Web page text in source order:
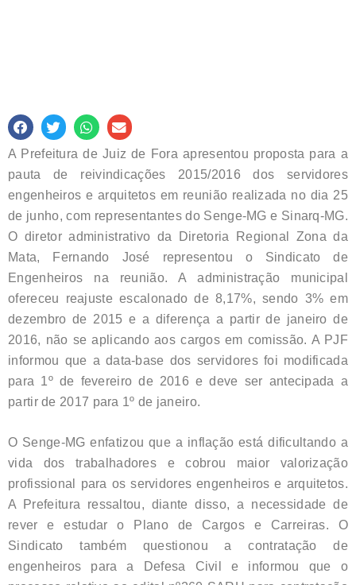
A Prefeitura de Juiz de Fora apresentou proposta para a
pauta de reivindicações 2015/2016 dos servidores
engenheiros e arquitetos em reunião realizada no dia 25
de junho, com representantes do Senge-MG e Sinarq-MG.
O diretor administrativo da Diretoria Regional Zona da
Mata, Fernando José representou o Sindicato de
Engenheiros na reunião. A administração municipal
ofereceu reajuste escalonado de 8,17%, sendo 3% em
dezembro de 2015 e a diferença a partir de janeiro de
2016, não se aplicando aos cargos em comissão. A PJF
informou que a data-base dos servidores foi modificada
para 1º de fevereiro de 2016 e deve ser antecipada a
partir de 2017 para 1º de janeiro.
O Senge-MG enfatizou que a inflação está dificultando a
vida dos trabalhadores e cobrou maior valorização
profissional para os servidores engenheiros e arquitetos.
A Prefeitura ressaltou, diante disso, a necessidade de
rever e estudar o Plano de Cargos e Carreiras. O
Sindicato também questionou a contratação de
engenheiros para a Defesa Civil e informou que o